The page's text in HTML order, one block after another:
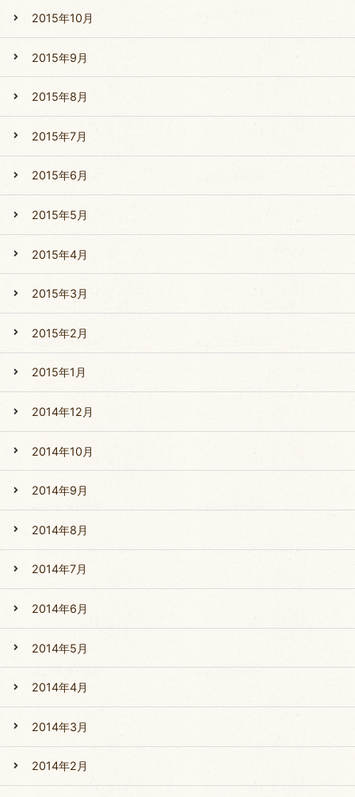
2015年10月
2015年9月
2015年8月
2015年7月
2015年6月
2015年5月
2015年4月
2015年3月
2015年2月
2015年1月
2014年12月
2014年10月
2014年9月
2014年8月
2014年7月
2014年6月
2014年5月
2014年4月
2014年3月
2014年2月